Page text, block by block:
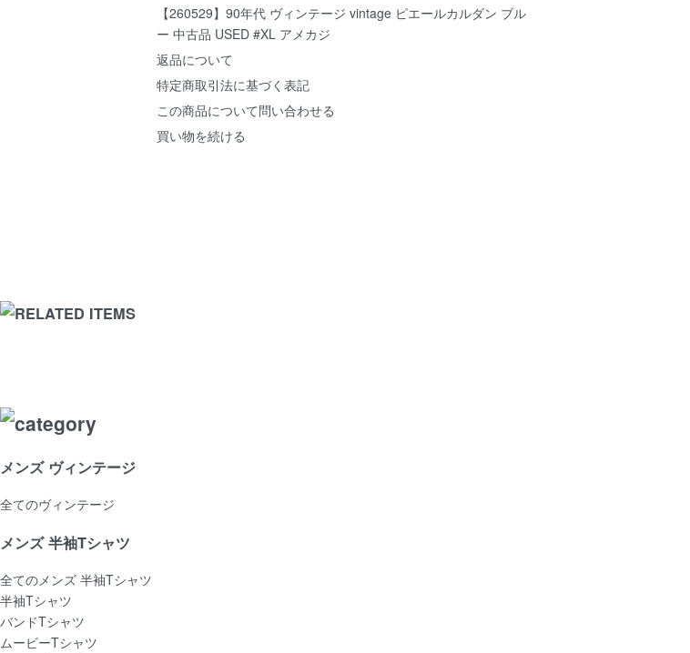
【260529】90年代 ヴィンテージ vintage ピエールカルダン ブル
ー 中古品 USED #XL アメカジ
返品について
特定商取引法に基づく表記
この商品について問い合わせる
買い物を続ける
メンズ ヴィンテージ
全てのヴィンテージ
メンズ 半袖Tシャツ
全てのメンズ 半袖Tシャツ
半袖Tシャツ
バンドTシャツ
ムービーTシャツ